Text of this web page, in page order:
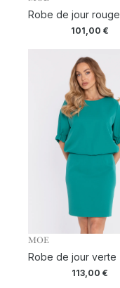
Robe de jour rouge
101,00 €
MOE
Robe de jour verte
113,00 €